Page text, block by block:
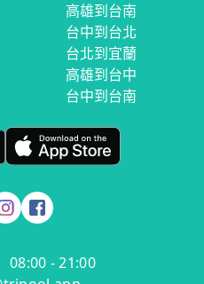
高雄到台南
台中到台北
台北到宜蘭
高雄到台中
台中到台南
08:00 - 21:00